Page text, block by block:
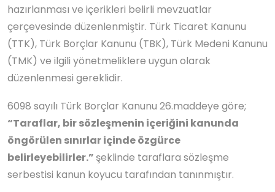
hazırlanması ve içerikleri belirli mevzuatlar
çerçevesinde düzenlenmiştir. Türk Ticaret Kanunu
(TTK), Türk Borçlar Kanunu (TBK), Türk Medeni Kanunu
(TMK) ve ilgili yönetmeliklere uygun olarak
düzenlenmesi gereklidir.
6098 sayılı Türk Borçlar Kanunu 26.maddeye göre;
“Taraflar, bir sözleşmenin içeriğini kanunda
öngörülen sınırlar içinde özgürce
belirleyebilirler.” şeklinde taraflara sözleşme
serbestisi kanun koyucu tarafından tanınmıştır.